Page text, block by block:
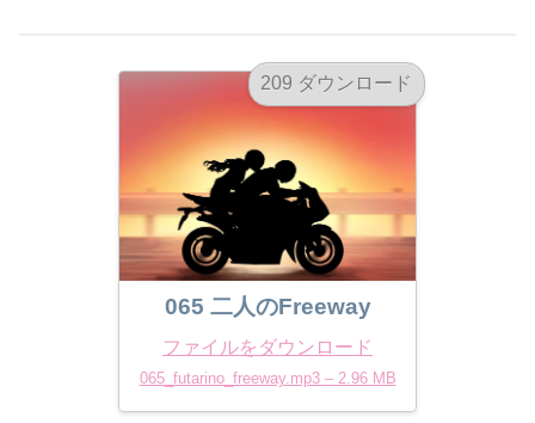
209 ダウンロード
065 二人のFreeway
ファイルをダウンロード
065_futarino_freeway.mp3 – 2.96 MB